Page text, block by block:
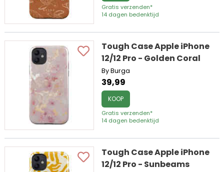
Gratis verzenden*
14 dagen bedenktijd
Tough Case Apple iPhone
12/12 Pro - Golden Coral
By Burga
39,99
KOOP
Gratis verzenden*
14 dagen bedenktijd
Tough Case Apple iPhone
12/12 Pro - Sunbeams